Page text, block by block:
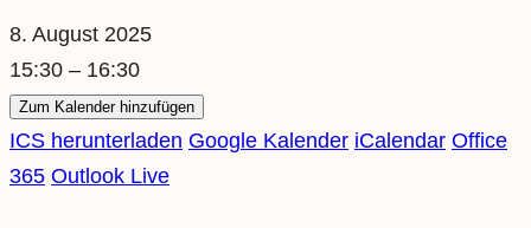
8. August 2025
15:30 – 16:30
Zum Kalender hinzufügen
ICS herunterladen Google Kalender iCalendar Office
365 Outlook Live